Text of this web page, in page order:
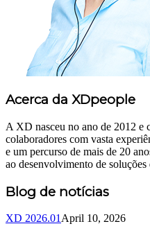
Acerca da XDpeople
A XD nasceu no ano de 2012 e
colaboradores com vasta
e um percurso de mais de 20
ao desenvolvimento de
Blog de notícias
XD 2026.01April 10, 2026